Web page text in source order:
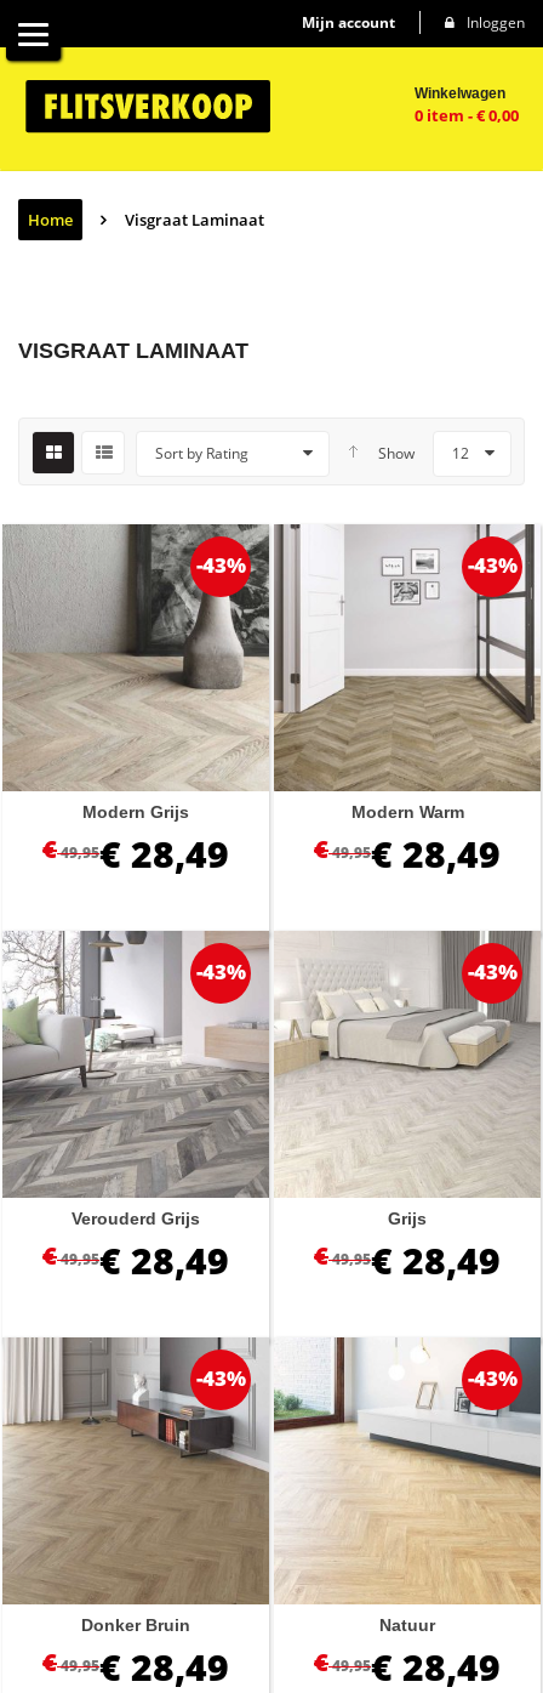
Inloggen
Mijn account
Winkelwagen
0 item -€0,00
Home Visgraat Laminaat
VISGRAAT LAMINAAT
Sort by Rating Show 12
-43%
Modern Grijs
€49,95€ 28,49
-43%
Modern Warm
€49,95€ 28,49
-43%
Verouderd Grijs
€49,95€ 28,49
-43%
Grijs
€49,95€ 28,49
-43%
Donker Bruin
€49,95€ 28,49
-43%
Natuur
€49,95€ 28,49